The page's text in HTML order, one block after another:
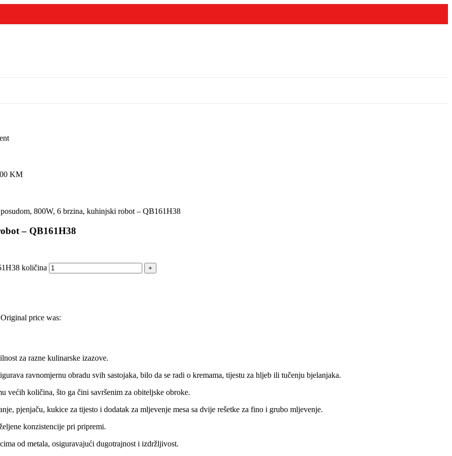
KM
Original price was:
800W, 6 brzina, kuhinjski robot – QB161H38
– QB161H38
količina
za razne kulinarske izazove.
ravnomjernu obradu svih sastojaka, bilo da se radi o kremama, tijestu za hljeb ili tučenju bjelanjaka.
većih količina, što ga čini savršenim za obiteljske obroke.
pjenjaču, kukice za tijesto i dodatak za mljevenje mesa sa dvije rešetke za fino i grubo mljevenje.
konzistencije pri pripremi.
od metala, osiguravajući dugotrajnost i izdržljivost.